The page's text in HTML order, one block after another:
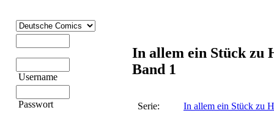
Username
Passwort
In allem ein Stück zu
Band 1
Serie:
In allem ein Stück zu